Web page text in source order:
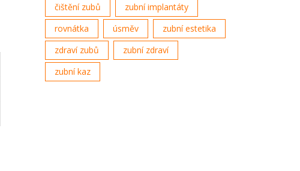
čištění zubů
zubní implantáty
rovnátka
úsměv
zubní estetika
zdraví zubů
zubní zdraví
zubní kaz